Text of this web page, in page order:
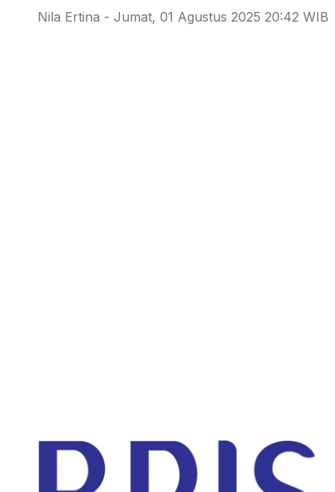
Nila Ertina - Jumat, 01 Agustus 2025 20:42 WIB